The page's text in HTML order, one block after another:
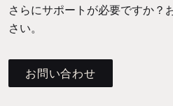
さらにサポートが必要ですか？
さい。
お問い合わせ